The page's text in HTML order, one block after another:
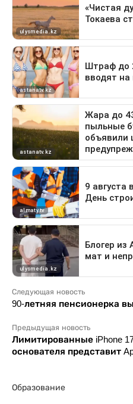
Следующая новость
90-летняя пенсионерка
Предыдущая новость
Лимитированные iPhone
основателя представит
Образование